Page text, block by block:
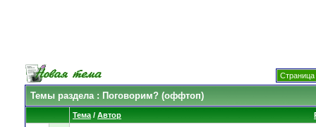
Страница
Темы раздела: Поговорим? (оффтоп)
Тема / Автор